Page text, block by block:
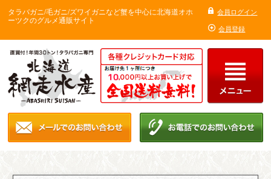
タラバガニ/毛ガニ/ズワイガニなど蟹を中心に北海道オホ
ーツクのグルメ通販サイト
会員ログイン
会員登録